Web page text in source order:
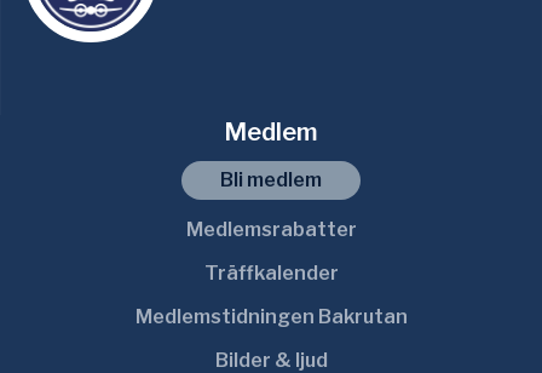
Medlem
Bli medlem
Medlemsrabatter
Träffkalender
Medlemstidningen Bakrutan
Bilder & ljud